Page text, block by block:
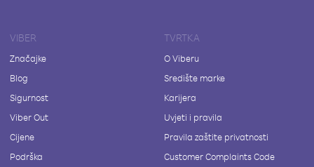
VIBER
Značajke
Blog
Sigurnost
Viber Out
Cijene
Podrška
TVRTKA
O Viberu
Središte marke
Karijera
Uvjeti i pravila
Pravila zaštite privatnosti
Customer Complaints Code